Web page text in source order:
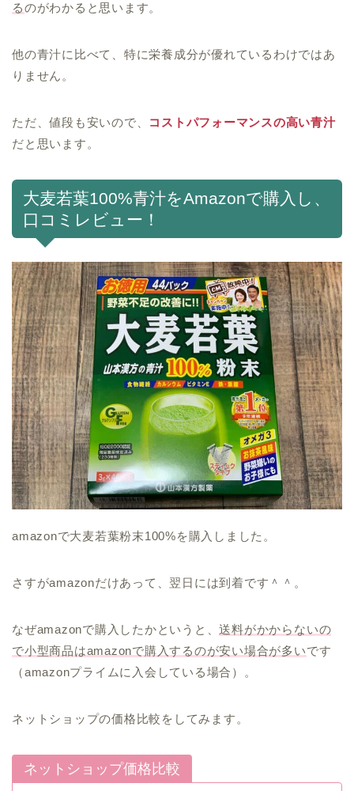
るのがわかると思います。
他の青汁に比べて、特に栄養成分が優れているわけではあ
りません。
ただ、値段も安いので、 コストパフォーマンスの高い青汁
だと思います。
大麦若葉100%青汁をAmazonで購入し、
口コミレビュー！
amazonで大麦若葉粉末100%を購入しました。
さすがamazonだけあって、翌日には到着です＾＾。
なぜamazonで購入したかというと、送料がかからないの
で小型商品はamazonで購入するのが安い場合が多いです
（amazonプライムに入会している場合）。
ネットショップの価格比較をしてみます。
ネットショップ価格比較